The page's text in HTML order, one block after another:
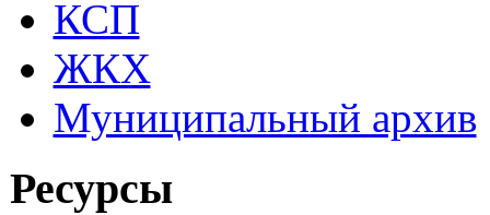
КСП
ЖКХ
Муниципальный архив
Ресурсы